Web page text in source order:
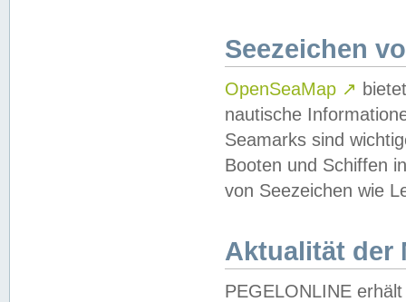
Seezeichen
OpenSeaMap ↗
nautische
Seamarks sind
Booten und Schiffen
von Seezeichen wie
Aktualität der
PEGELONLINE